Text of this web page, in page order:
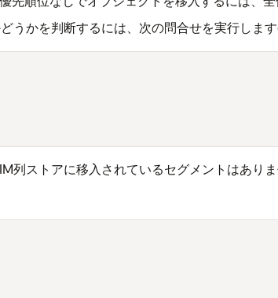
かを判断するには、次の問合せを実行します
列ストアに移入されているセグメントはありま